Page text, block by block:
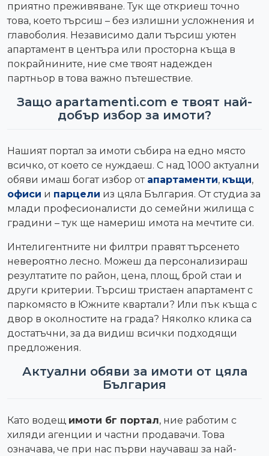
приятно преживяване. Тук ще откриеш точно
това, което търсиш – без излишни усложнения и
главоболия. Независимо дали търсиш уютен
апартамент в центъра или просторна къща в
покрайнините, ние сме твоят надежден
партньор в това важно пътешествие.
Защо apartamenti.com е твоят най-
добър избор за имоти?
Нашият портал за имоти събира на едно място
всичко, от което се нуждаеш. С над 1000 актуални
обяви имаш богат избор от апартаменти, къщи,
офиси и парцели из цяла България. От студиа за
млади професионалисти до семейни жилища с
градини – тук ще намериш имота на мечтите си.
Интелигентните ни филтри правят търсенето
невероятно лесно. Можеш да персонализираш
резултатите по район, цена, площ, брой стаи и
други критерии. Търсиш тристаен апартамент с
паркомясто в Южните квартали? Или пък къща с
двор в околностите на града? Няколко клика са
достатъчни, за да видиш всички подходящи
предложения.
Актуални обяви за имоти от цяла
България
Като водещ имоти бг портал, ние работим с
хиляди агенции и частни продавачи. Това
означава, че при нас първи научаваш за най-